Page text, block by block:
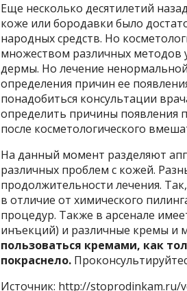
Еще несколько десятилетий
коже или бородавки было
народных средств. Но
множеством различных методов
дермы. Но лечение
определения причин ее
понадобиться консультации
определить причины появления
после косметологического
На данный момент разделяют
различных проблем с кожей.
продолжительности лечения.
в отличие от химического
процедур. Также в арсенале
инъекций) и различные кремы и
пользоваться кремами, как
покраснело.
Источник: http://stoprodinkam.ru/